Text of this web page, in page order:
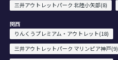
三井アウトレットパーク 北陸小矢部(8)
関西
りんくうプレミアム・アウトレット(18)
三井アウトレットパーク マリンピア神戸(9)